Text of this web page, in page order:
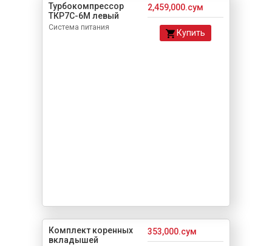
Турбокомпрессор
ТКР7С-6M левый
Система питания
2,459,000.сум
Купить
Комплект коренных
вкладышей
353,000.сум